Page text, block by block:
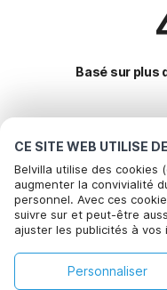
CE SITE WEB UTILISE
Belvilla utilise des cookies
augmenter la convivialité
personnel. Avec ces
suivre sur et peut-être
ajuster les publicités à
Accepter, vous acceptez
être trouvées dans notre
Personnaliser
Basé sur plus
Destinations les
vacances
Villes offrant les
Location de vacances pour
Location de vacances pour
Location de vacances pour
Commodités populaires
Location de vacances pour
Villes populaires pour